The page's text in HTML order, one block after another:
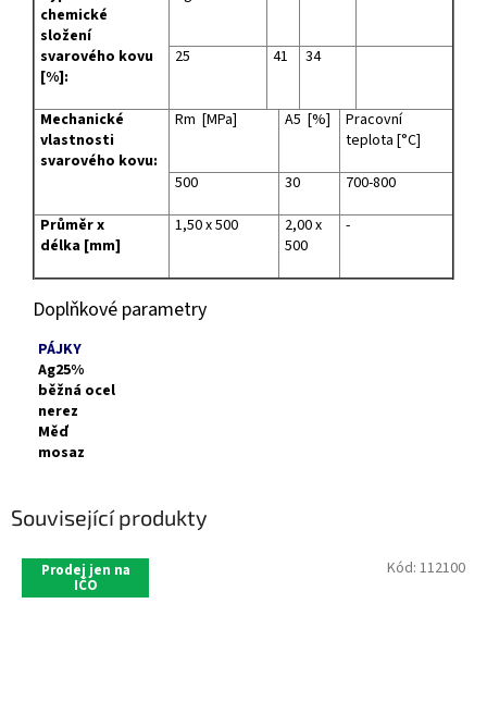
chemické
složení
svarového kovu
[%]:
25 41 34
Mechanické
vlastnosti
svarového kovu:
Rm [MPa] A5 [%]
Pracovní
teplota [°C]
500
30
700-800
Průměr x
délka [mm]
1,50 x 500
2,00 x
500
-
Doplňkové parametry
PÁJKY
Ag25%
běžná ocel
nerez
Měď
mosaz
Související produkty
Prodej jen na
IČO
Kód: 112100